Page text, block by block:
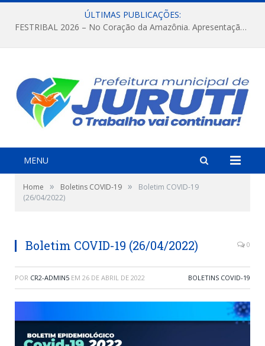
ÚLTIMAS PUBLICAÇÕES:
FESTRIBAL 2026 – No Coração da Amazônia. Apresentação da Munduruku.
MENU
Home » Boletins COVID-19 »
Boletim COVID-19
(26/04/2022)
Boletim COVID-19 (26/04/2022) 0
POR CR2-ADMIN5 EM 26 DE ABRIL DE 2022 BOLETINS COVID-19